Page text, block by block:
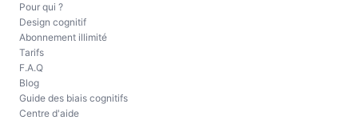
Pour qui ?
Design cognitif
Abonnement illimité
Tarifs
F.A.Q
Blog
Guide des biais cognitifs
Centre d'aide